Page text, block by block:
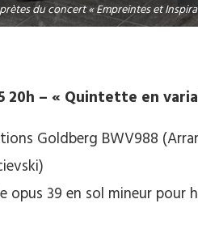
du concert « Empreintes et
20h – « Quintette en
Goldberg BWV988
opus 39 en sol mineur